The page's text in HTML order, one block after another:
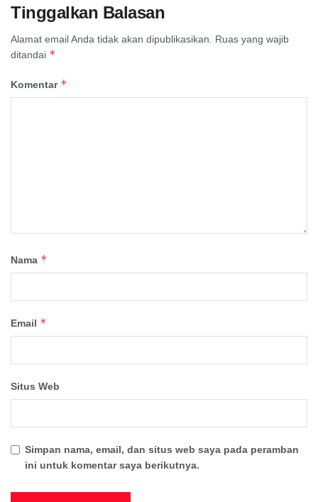
Tinggalkan Balasan
Alamat email Anda tidak akan dipublikasikan.
Ruas yang wajib
ditandai *
Komentar *
Nama *
Email *
Situs Web
Simpan nama, email, dan situs web saya pada peramban
ini untuk komentar saya berikutnya.